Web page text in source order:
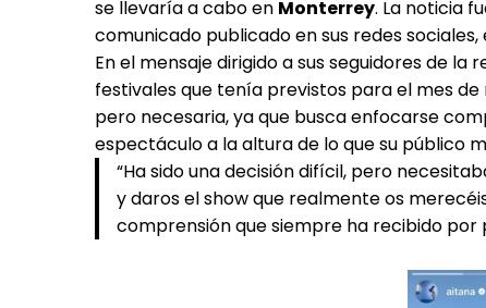
se llevaría a cabo en Monterrey. La noticia
comunicado publicado en sus redes
En el mensaje dirigido a sus seguidores de
festivales que tenía previstos para el mes
pero necesaria, ya que busca enfocarse
espectáculo a la altura de lo que su público
“Ha sido una decisión difícil, pero
y daros el show que realmente os
comprensión que siempre ha recibido